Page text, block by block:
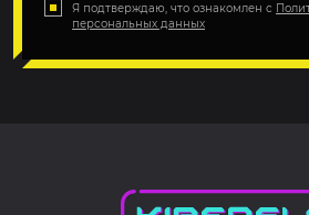
Я подтверждаю, что ознакомлен с
персональных данных